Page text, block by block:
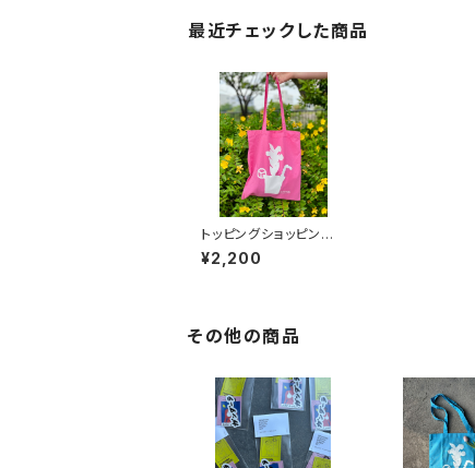
最近チェックした商品
トッピングショッピング
ショッキングピンクバッ
グ
¥2,200
その他の商品